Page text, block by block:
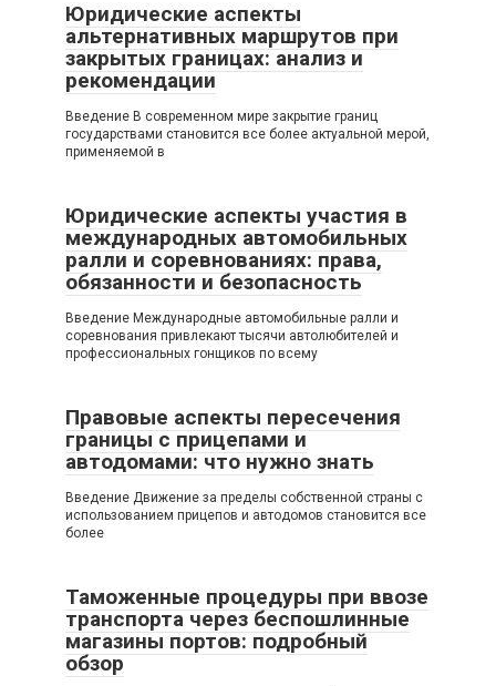
Юридические аспекты
альтернативных маршрутов при
закрытых границах: анализ и
рекомендации
Введение В современном мире закрытие границ
государствами становится все более актуальной мерой,
применяемой в
Юридические аспекты участия в
международных автомобильных
ралли и соревнованиях: права,
обязанности и безопасность
Введение Международные автомобильные ралли и
соревнования привлекают тысячи автолюбителей и
профессиональных гонщиков по всему
Правовые аспекты пересечения
границы с прицепами и
автодомами: что нужно знать
Введение Движение за пределы собственной страны с
использованием прицепов и автодомов становится все
более
Таможенные процедуры при ввозе
транспорта через беспошлинные
магазины портов: подробный
обзор